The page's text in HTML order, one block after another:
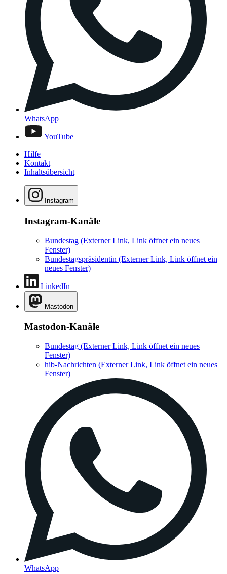
WhatsApp
YouTube
Hilfe
Kontakt
Inhaltsübersicht
Instagram
Instagram-Kanäle
Bundestag (Externer Link, Link öffnet ein neues
Fenster)
Bundestagspräsidentin (Externer Link, Link öffnet ein
neues Fenster)
LinkedIn
Mastodon
Mastodon-Kanäle
Bundestag (Externer Link, Link öffnet ein neues
Fenster)
hib-Nachrichten (Externer Link, Link öffnet ein neues
Fenster)
WhatsApp